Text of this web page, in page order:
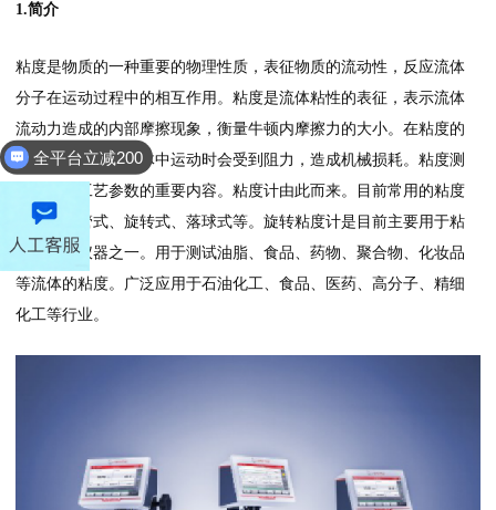
1.简介
粘度是物质的一种重要的物理性质，表征物质的流动性，反应流体
分子在运动过程中的相互作用。粘度是流体粘性的表征，表示流体
流动力造成的内部摩擦现象，衡量牛顿内摩擦力的大小。在粘度的
作用下，物质在流体中运动时会受到阻力，造成机械损耗。粘度测
量是计算工艺参数的重要内容。粘度计由此而来。目前常用的粘度
计有毛细管式、旋转式、落球式等。旋转粘度计是目前主要用于粘
度测试的仪器之一。用于测试油脂、食品、药物、聚合物、化妆品
等流体的粘度。广泛应用于石油化工、食品、医药、高分子、精细
化工等行业。
全平台立减200